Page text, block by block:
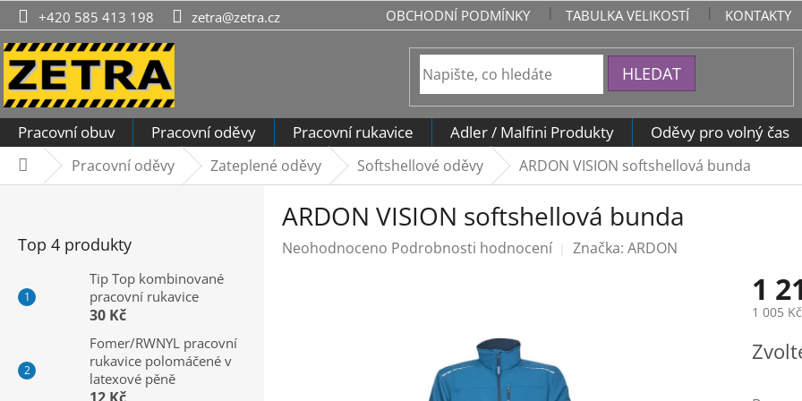
Přejít
na
obsah
+420 585 413 198 zetra@zetra.cz OBCHODNÍ PODMÍNKY TABULKA VELIKOSTÍ KONTAKTY
HLEDAT
Pracovní obuv Pracovní oděvy Pracovní rukavice Adler / Malfini Produkty Oděvy pro volný čas
DomůPracovní oděvy Zateplené oděvy Softshellové oděvy ARDON VISION softshellová bunda
Top 4 produkty
Tip Top kombinované
pracovní rukavice
30 Kč
Fomer/RWNYL pracovní
rukavice polomáčené v
latexové pěně
ARDON VISION softshellová bunda
Průměrné
Neohodnoceno Podrobnosti hodnocení Značka: ARDON
1
1 005
cena: